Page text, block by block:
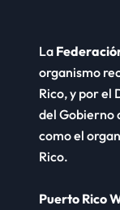
La
organismo
Rico, y por el
del Gobierno
como el
Rico.
Puerto Rico